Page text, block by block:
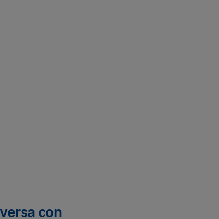
con